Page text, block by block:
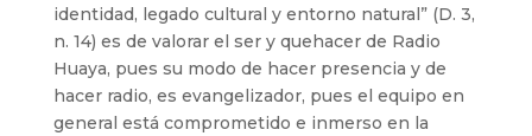
identidad, legado cultural y entorno natural” (D. 3,
n. 14) es de valorar el ser y quehacer de Radio
Huaya, pues su modo de hacer presencia y de
hacer radio, es evangelizador, pues el equipo en
general está comprometido e inmerso en la